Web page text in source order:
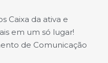
Caixa da ativa e
em um só lugar!
de Comunicação